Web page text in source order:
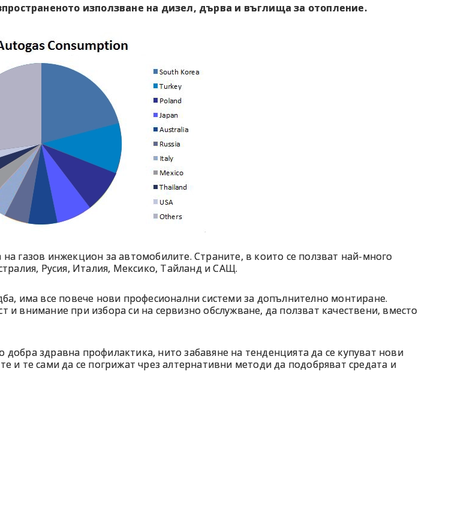
използване на дизел, дърва и въглища за отопление.
газов инжекцион за автомобилите. Страните, в които се ползват най-много
Русия, Италия, Мексико, Тайланд и САЩ.
има все повече нови професионални системи за допълнително монтиране.
и внимание при избора си на сервизно обслужване, да ползват качествени, вместо
здравна профилактика, нито забавяне на тенденцията да се купуват нови
и те сами да се погрижат чрез алтернативни методи да подобряват средата и